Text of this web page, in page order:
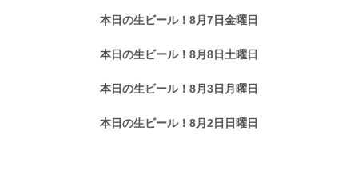
本日の生ビール！8月7日金曜日
本日の生ビール！8月8日土曜日
本日の生ビール！8月3日月曜日
本日の生ビール！8月2日日曜日